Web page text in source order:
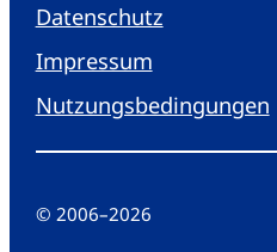
Datenschutz
Impressum
Nutzungsbedingungen
© 2006–2026